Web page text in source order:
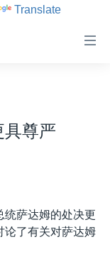
Translate
具尊严
统萨达姆的处决更
论了有关对萨达姆